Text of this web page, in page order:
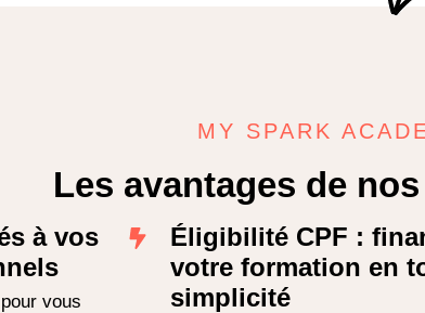
MY SPARK
Les avantages de
à vos
vous
Éligibilité CPF :
votre formation en
simplicité